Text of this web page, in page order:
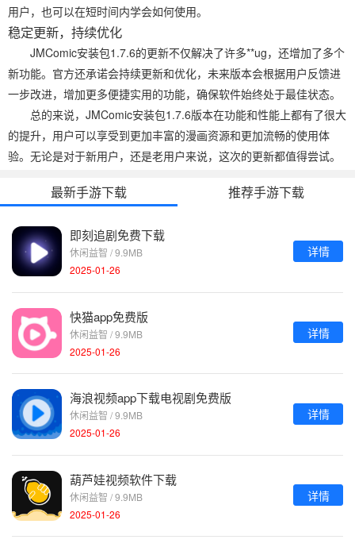
用户，也可以在短时间内学会如何使用。
稳定更新，持续优化
JMComic安装包1.7.6的更新不仅解决了许多**ug，还增加了多个
新功能。官方还承诺会持续更新和优化，未来版本会根据用户反馈进
一步改进，增加更多便捷实用的功能，确保软件始终处于最佳状态。
总的来说，JMComic安装包1.7.6版本在功能和性能上都有了很大
的提升，用户可以享受到更加丰富的漫画资源和更加流畅的使用体
验。无论是对于新用户，还是老用户来说，这次的更新都值得尝试。
最新手游下载 推荐手游下载
即刻追剧免费下载
休闲益智 / 9.9MB
2025-01-26
详情
快猫app免费版
休闲益智 / 9.9MB
2025-01-26
详情
海浪视频app下载电视剧免费版
休闲益智 / 9.9MB
2025-01-26
详情
葫芦娃视频软件下载
休闲益智 / 9.9MB
2025-01-26
详情